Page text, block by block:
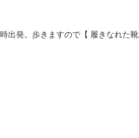
出発。歩きますので【 履きなれた靴